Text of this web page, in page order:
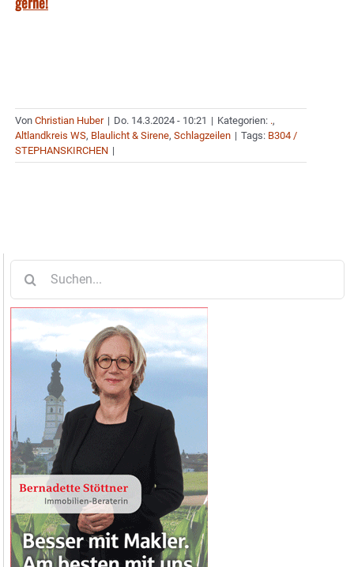
Von Christian Huber | Do. 14.3.2024 - 10:21 | Kategorien: .,
Altlandkreis WS, Blaulicht & Sirene, Schlagzeilen | Tags: B304 /
STEPHANSKIRCHEN |
nach: